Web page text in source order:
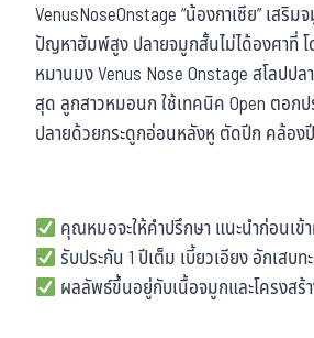
VenusNoseOnstage “น้องกาเซีย” เสริ
ปัญหาฮัมพ์สูง ปลายจมูกสั้นไม่ได้องศาที่
หมานมง Venus Nose Onstage สโลปป
สุด ลูกสาวหมอนก ใช้เทคนิค Open ตอก
ปลายด้วยกระดูกอ่อนหลังหู ตัดปีก คล้อง
คุณหมอจะให้คำปรึกษา แนะนำก่อนเข้
รับประกัน 1 ปีเต็ม เบี้ยวเอียง อักเสบ
ผลลัพธ์ขึ้นอยู่กับเนื้อจมูกและโครงสร้